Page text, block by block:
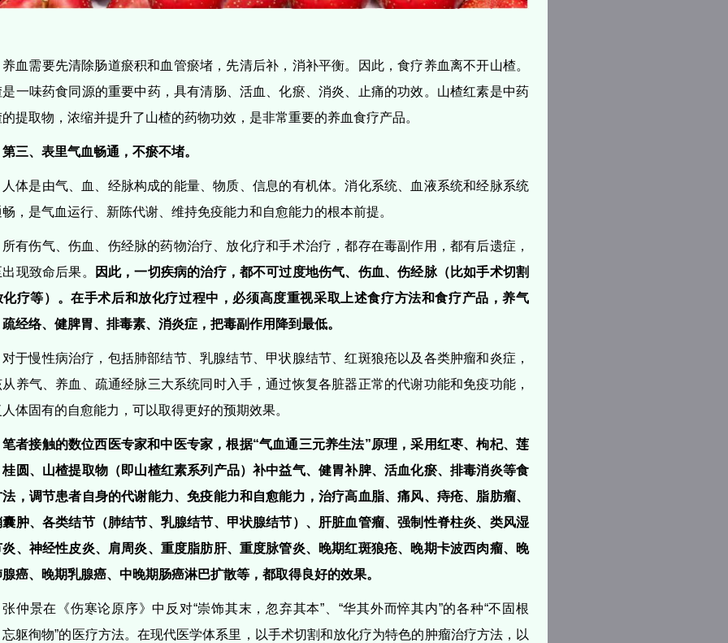
养血需要先清除肠道瘀积和血管瘀堵，先清后补，消补平衡。因此，食疗养血离不开山楂。
是一味药食同源的重要中药，具有清肠、活血、化瘀、消炎、止痛的功效。山楂红素是中药
提取物，浓缩并提升了山楂的药物功效，是非常重要的养血食疗产品。
第三、表里气血畅通，不瘀不堵。
人体是由气、血、经脉构成的能量、物质、信息的有机体。消化系统、血液系统和经脉系统
，是气血运行、新陈代谢、维持免疫能力和自愈能力的根本前提。
所有伤气、伤血、伤经脉的药物治疗、放化疗和手术治疗，都存在毒副作用，都有后遗症，
现致命后果。
因此，一切疾病的治疗，都不可过度地伤气、伤血、伤经脉（比如手术切割
化疗等）。在手术后和放化疗过程中，必须高度重视采取上述食疗方法和食疗产品，养气
经络、健脾胃、排毒素、消炎症，把毒副作用降到最低。
对于慢性病治疗，包括肺部结节、乳腺结节、甲状腺结节、红斑狼疮以及各类肿瘤和炎症，
养气、养血、疏通经脉三大系统同时入手，通过恢复各脏器正常的代谢功能和免疫功能，
体固有的自愈能力，可以取得更好的预期效果。
笔者接触的数位西医专家和中医专家，根据“气血通三元养生法”原理，采用红枣、枸杞、莲
桂圆、山楂提取物（即山楂红素系列产品）补中益气、健胃补脾、活血化瘀、排毒消炎等食
，调节患者自身的代谢能力、免疫能力和自愈能力，治疗高血脂、痛风、痔疮、脂肪瘤、
囊肿、各类结节（肺结节、乳腺结节、甲状腺结节）、肝脏血管瘤、强制性脊柱炎、类风湿
炎、神经性皮炎、肩周炎、重度脂肪肝、重度脉管炎、晚期红斑狼疮、晚期卡波西肉瘤、晚
癌、晚期乳腺癌、中晚期肠癌淋巴扩散等，都取得良好的效果。
张仲景在《伤寒论原序》中反对“崇饰其末，忽弃其本”、“华其外而悴其内”的各种“不固根
躯徇物”的医疗方法。在现代医学体系里，以手术切割和放化疗为特色的肿瘤治疗方法，以